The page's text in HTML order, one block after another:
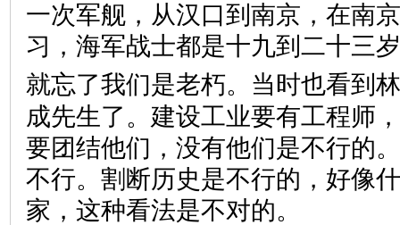
一次军舰，从汉口到南京，在南
习，海军战士都是十九到二十三
就忘了我们是老朽。当时也看到
成先生了。建设工业要有工程师
要团结他们，没有他们是不行的
不行。割断历史是不行的，好像
家，这种看法是不对的。